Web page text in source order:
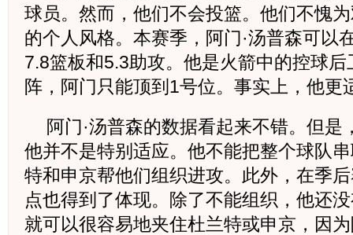
球员。然而，他们不会投篮。他们不愧
的个人风格。本赛季，阿门·汤普森可以
7.8篮板和5.3助攻。他是火箭中的控球
阵，阿门只能顶到1号位。事实上，他更
阿门·汤普森的数据看起来不错。但是
他并不是特别适应。他不能把整个球队
特和申京帮他们组织进攻。此外，在季
点也得到了体现。除了不能组织，他还
就可以很容易地夹住杜兰特或申京，因